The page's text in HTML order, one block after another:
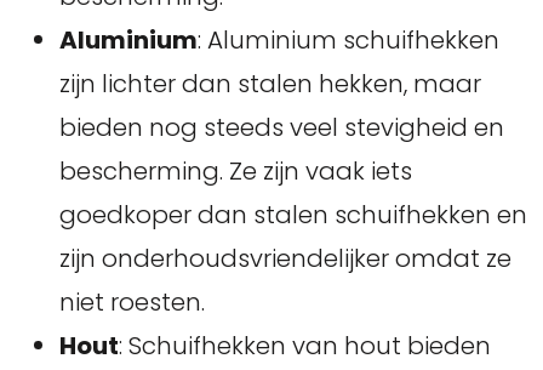
Aluminium: Aluminium schuifhekken
zijn lichter dan stalen hekken, maar
bieden nog steeds veel stevigheid en
bescherming. Ze zijn vaak iets
goedkoper dan stalen schuifhekken en
zijn onderhoudsvriendelijker omdat ze
niet roesten.
Hout: Schuifhekken van hout bieden